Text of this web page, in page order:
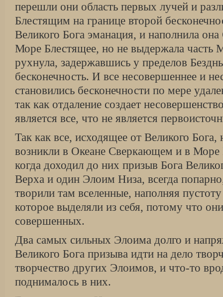
перешли они область первых лучей и
Блестящим на границе второй
Великого Бога эманация, и наполнила
Море Блестящее, но не выдержала часть
рухнула, задержавшись у пределов
бесконечность. И все несовершеннее и
становились бесконечности по мере
так как отдаление создает
является все, что не является
Так как все, исходящее от Великого Бога,
возникли в Океане Сверкающем и в
когда доходил до них призыв Бога
Верха и один Элоим Низа, всегда
творили там вселенные, наполняя
которое выделяли из себя, потому что
совершенных.
Два самых сильных Элоима долго и
Великого Бога призыва идти на дело
творчество других Элоимов, и что-то
поднималось в них.